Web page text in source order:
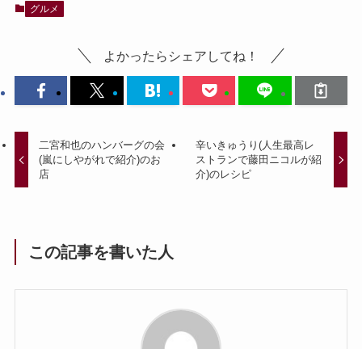
グルメ
よかったらシェアしてね！
二宮和也のハンバーグの会
(嵐にしやがれで紹介)のお
店
辛いきゅうり(人生最高レ
ストランで藤田ニコルが紹
介)のレシピ
この記事を書いた人